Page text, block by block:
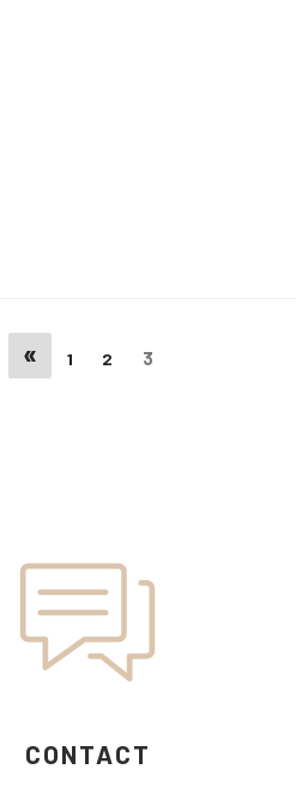
« 1 2 3
CONTACT